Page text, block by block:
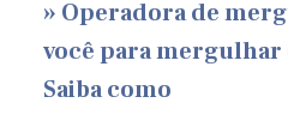
» Operadora de
você para mergulhar
Saiba como